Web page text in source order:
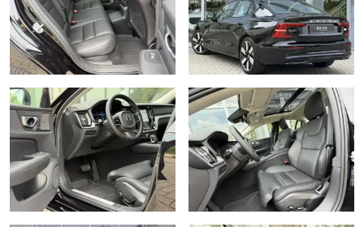
Elektronisch Stabiliteits Programma
Geluidsimulator
Grootlichtassistent
Hoofd airbag(s) achter
Hoofd airbag(s) voor
Hoofdsteunen actief
Houtafwerking interieur
Interieur voorverwarmingsinstallatie
Keyless entry